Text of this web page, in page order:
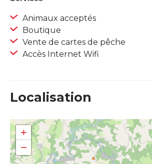
Animaux acceptés
Boutique
Vente de cartes de pêche
Accès Internet Wifi
Localisation
+
−